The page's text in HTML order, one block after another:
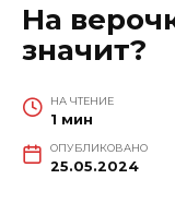
На
значит?
НА ЧТЕНИЕ
1 мин
ОПУБЛИКОВАНО
25.05.2024